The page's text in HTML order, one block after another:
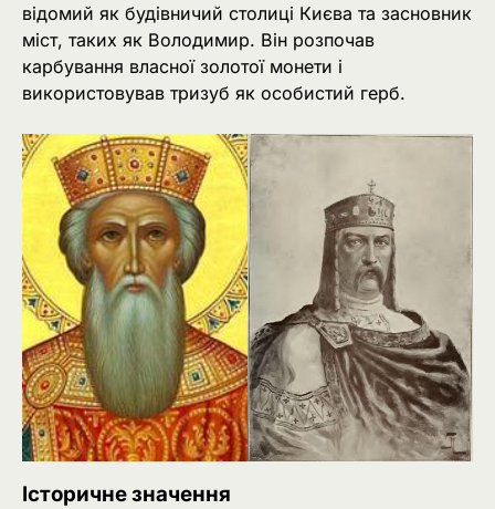
відомий як будівничий столиці Києва та засновник
міст, таких як Володимир. Він розпочав
карбування власної золотої монети і
використовував тризуб як особистий герб.
Історичне значення